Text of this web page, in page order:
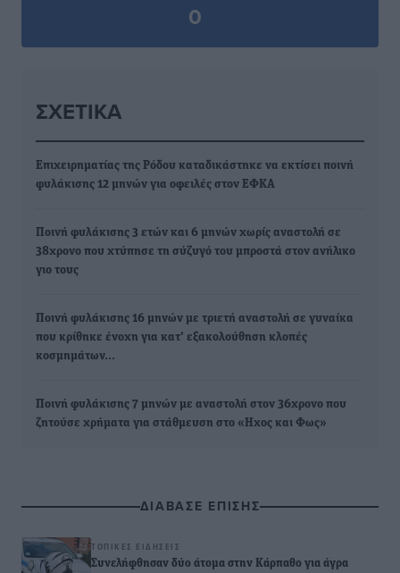
0
ΣΧΕΤΙΚΆ
Επιχειρηματίας της Ρόδου καταδικάστηκε να εκτίσει ποινή
φυλάκισης 12 μηνών για οφειλές στον ΕΦΚΑ
Ποινή φυλάκισης 3 ετών και 6 μηνών χωρίς αναστολή σε
38χρονο που χτύπησε τη σύζυγό του μπροστά στον ανήλικο
γιο τους
Ποινή φυλάκισης 16 μηνών με τριετή αναστολή σε γυναίκα
που κρίθηκε ένοχη για κατ’ εξακολούθηση κλοπές
κοσμημάτων…
Ποινή φυλάκισης 7 μηνών με αναστολή στον 36χρονο που
ζητούσε χρήματα για στάθμευση στο «Ηχος και Φως»
ΔΙΑΒΑΣΕ ΕΠΙΣΗΣ
ΤΟΠΙΚΈΣ ΕΙΔΉΣΕΙΣ
Συνελήφθησαν δύο άτομα στην Κάρπαθο για άγρα